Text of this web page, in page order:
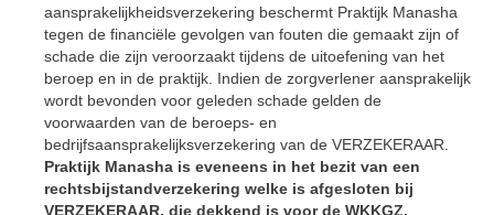
aansprakelijkheidsverzekering beschermt Praktijk Manasha
tegen de financiële gevolgen van fouten die gemaakt zijn of
schade die zijn veroorzaakt tijdens de uitoefening van het
beroep en in de praktijk. Indien de zorgverlener aansprakelijk
wordt bevonden voor geleden schade gelden de
voorwaarden van de beroeps- en
bedrijfsaansprakelijksverzekering van de VERZEKERAAR.
Praktijk Manasha is eveneens in het bezit van een
rechtsbijstandverzekering welke is afgesloten bij
VERZEKERAAR, die dekkend is voor de WKKGZ.